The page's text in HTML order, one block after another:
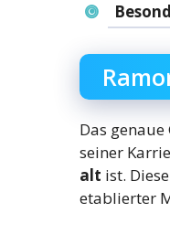
Das
seiner
alt ist.
etablierter